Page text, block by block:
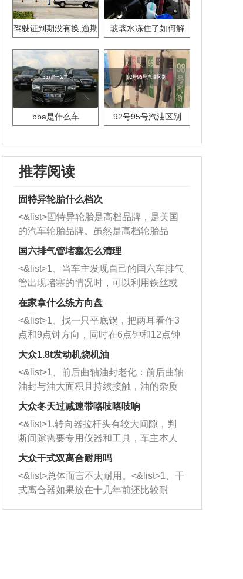
驾驶证到期没有换,逾期
玻璃水冻住了如何解
bba是什么车 92号95号汽油区别
推荐阅读
固特异轮胎什么档次
<&list>固特异轮胎是高档品牌，是美国
的汽车轮胎品牌。虽然是高档轮胎品
牌，但是中高低端的轮胎都有生产，这
也是为了更好的开拓市场。
国六排气管堵塞怎么清理
<&list>1、当车主发现自己的国六车排气
管出现堵塞的情况时，可以利用铁丝或
者是细棍，直接将杂物给取出来，如果
堵塞情况比较严重，也可以采取应急措
施。 <&list>2、直接利用木棍将所有的
杂物推到排气管里面的位置处，然后将
三元催化器拆解开，就可以将堵塞的东
西取出来。但如果是因为积碳过多引起
的堵塞，就需要将三元催化器泡在草酸
洗剂对堵塞的情况得到解决，将清洗剂
放在燃油箱中，与燃油混合后，车辆启
动时，就可以和汽油一起进入到燃烧
室，最后形成废气排出，就可以让三元
催化器得到清洗，排气管堵塞的情况就
能够得到解决。
在家拿什么练方向盘
<&list>1、找一只平底锅，把两耳看作3
点和9点钟方向，同时在6点钟和12点钟
方向做一个标记。 <&list>2、双手握住
一圈半的练习，往右同样也要打相同的
圈数。 <&list>3、最后强调要反复练
习，这样就可以形成肌肉记忆，在真实
驾驶车辆时，不需要记忆也能打好方
向。
大众1.8t发动机烧机油
<&list>1、前后曲轴油封老化：前后曲轴
油封与油大面积且持续接触，油的杂质
和发动机内持续温度变化使其密封效果
逐渐减弱，导致渗油或漏油。<&list>2、
活塞间隙过大：积碳会使活塞环与缸体
的间隙扩大，导致机油流入燃烧室中，
造成烧机油。<&list>3、机油粘度。使用
机油粘度过小的话，同样会有烧机油现
象，机油粘度过小具有很好的流动性，
大众冬天过减速带咯吱咯吱响
<&list>1.转向器拉杆头有较大间隙，判
断间隙需要专用仪器和工具，车主本人
无法制作，需要将车辆送到修理厂或4s
店；<&list>2.车辆半轴套管防尘罩破
裂，破裂后会出现漏油现象，使半轴磨
损严重，磨损的半轴容易损坏，产生异
响；<&list>3.稳定器的转向胶套和球头
大众干式双离合耐用吗
<&list>总体而言不太耐用。<&list>1、干
式离合器如果放在十几年前还比较耐